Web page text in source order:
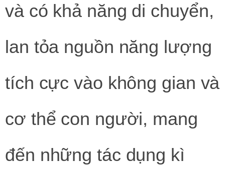
và có khả năng di chuyển,
lan tỏa nguồn năng lượng
tích cực vào không gian và
cơ thể con người, mang
đến những tác dụng kì